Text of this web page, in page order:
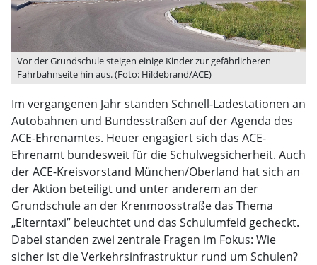
Vor der Grundschule steigen einige Kinder zur gefährlicheren
Fahrbahnseite hin aus. (Foto: Hildebrand/ACE)
Im vergangenen Jahr standen Schnell-Ladestationen an
Autobahnen und Bundesstraßen auf der Agenda des
ACE-Ehrenamtes. Heuer engagiert sich das ACE-
Ehrenamt bundesweit für die Schulwegsicherheit. Auch
der ACE-Kreisvorstand München/Oberland hat sich an
der Aktion beteiligt und unter anderem an der
Grundschule an der Krenmoosstraße das Thema
„Elterntaxi” beleuchtet und das Schulumfeld gecheckt.
Dabei standen zwei zentrale Fragen im Fokus: Wie
sicher ist die Verkehrsinfrastruktur rund um Schulen?